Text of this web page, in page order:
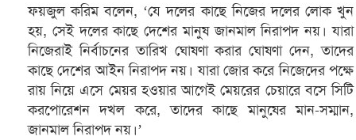
ফয়জুল করিম বলেন, ‘যে দলের কাছে নিজের দলের লোক খুন
হয়, সেই দলের কাছে দেশের মানুষ জানমাল নিরাপদ নয়। যারা
নিজেরাই নির্বাচনের তারিখ ঘোষণা করার ঘোষণা দেন, তাদের
কাছে দেশের আইন নিরাপদ নয়। যারা জোর করে নিজেদের পক্ষে
রায় নিয়ে এসে মেয়র হওয়ার আগেই মেয়রের চেয়ারে বসে সিটি
করপোরেশন দখল করে, তাদের কাছে মানুষের মান-সম্মান,
জানমাল নিরাপদ নয়।’